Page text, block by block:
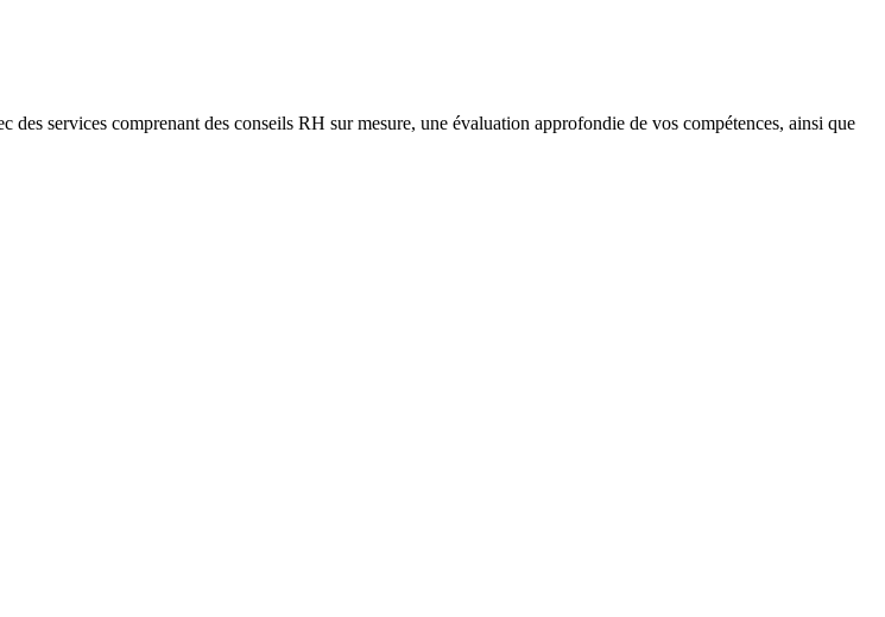
des services comprenant des conseils RH sur mesure, une évaluation approfondie de vos compétences, ainsi que